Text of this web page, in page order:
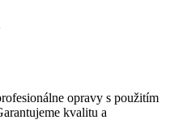
opravy s použitím
kvalitu a